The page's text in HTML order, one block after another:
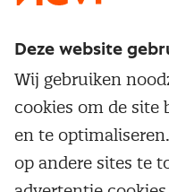
Service & contact
Over inkoop
Netwerk en
Populaire
Aanbesteden
Contractmanagement
Opleidingen en
Deze website
Wij gebruiken
cookies om de
en te
op andere sites te